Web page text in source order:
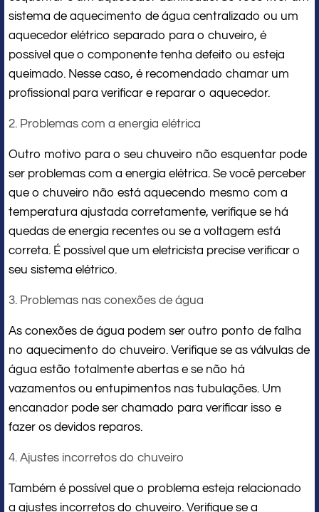
sistema de aquecimento de água centralizado ou um
aquecedor elétrico separado para o chuveiro, é
possível que o componente tenha defeito ou esteja
queimado. Nesse caso, é recomendado chamar um
profissional para verificar e reparar o aquecedor.
2. Problemas com a energia elétrica
Outro motivo para o seu chuveiro não esquentar pode
ser problemas com a energia elétrica. Se você perceber
que o chuveiro não está aquecendo mesmo com a
temperatura ajustada corretamente, verifique se há
quedas de energia recentes ou se a voltagem está
correta. É possível que um eletricista precise verificar o
seu sistema elétrico.
3. Problemas nas conexões de água
As conexões de água podem ser outro ponto de falha
no aquecimento do chuveiro. Verifique se as válvulas de
água estão totalmente abertas e se não há
vazamentos ou entupimentos nas tubulações. Um
encanador pode ser chamado para verificar isso e
fazer os devidos reparos.
4. Ajustes incorretos do chuveiro
Também é possível que o problema esteja relacionado
a ajustes incorretos do chuveiro. Verifique se a